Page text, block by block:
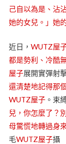
己自以為是、沾
她的女兒。」她
近日， WUTZ屋
都是勢利、冷酷
屋子展開實彈射
還清楚地記得那
WUTZ屋子。束
兒，你怎麼了？
母驚慌地轉過身
毛WUTZ屋子攝